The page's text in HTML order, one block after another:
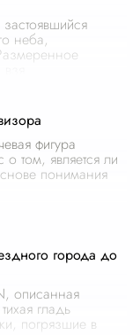
неба,
фигура
том, является ли
понимания
города до
описанная
гладь
погрязшие в